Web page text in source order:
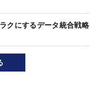
クにするデータ統合戦略